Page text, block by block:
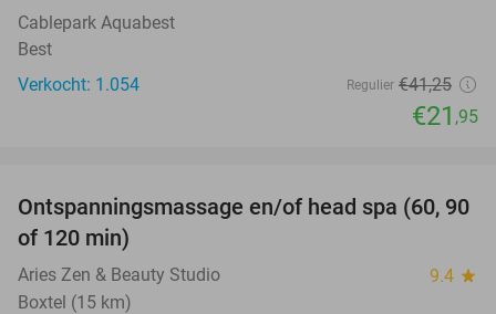
Cablepark Aquabest
Best
Verkocht: 1.054
Regulier €41,25
€21 ,95
42%
Ontspanningsmassage en/of head spa (60, 90
of 120 min)
Aries Zen & Beauty Studio 9.4 star
Boxtel (15 km)